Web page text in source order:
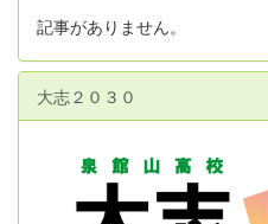
記事がありません。
大志２０３０